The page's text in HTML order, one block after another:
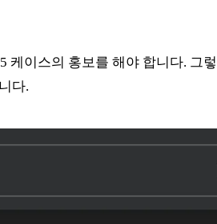
이스의 홍보를 해야 합니다. 그
다.